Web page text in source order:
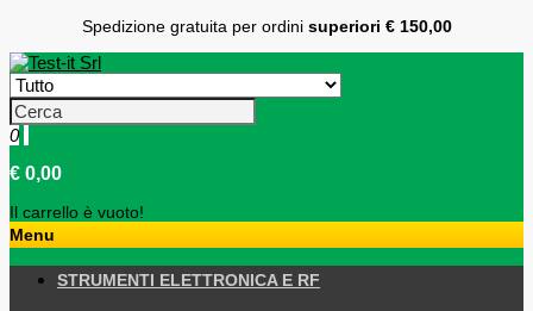
Spedizione gratuita per ordini superiori € 150,00
0
€ 0,00
Il carrello è vuoto!
Menu
STRUMENTI ELETTRONICA E RF